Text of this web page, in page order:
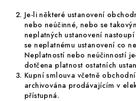
Je-li některé ustanovení
nebo neúčinné, nebo se
neplatných ustanovení
se neplatnému ustanovení co
Neplatností nebo neúčinností
dotčena platnost ostatních
Kupní smlouva včetně
archivována prodávajícím v
přístupná.